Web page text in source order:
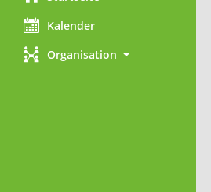
Kalender
Organisation